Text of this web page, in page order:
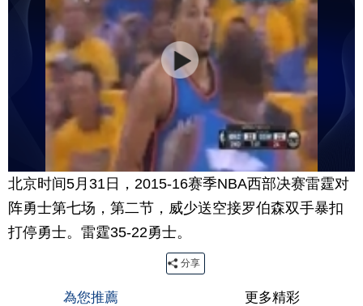
北京时间5月31日，2015-16赛季NBA西部决赛雷霆对
阵勇士第七场，第二节，威少送空接罗伯森双手暴扣
打停勇士。雷霆35-22勇士。
分享
為您推薦 更多精彩